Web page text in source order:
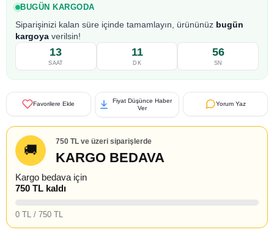
BUGÜN KARGODA
Siparişinizi kalan süre içinde tamamlayın, ürününüz bugün
kargoya verilsin!
13
SAAT
11
DK
55
SN
Favorilere Ekle
Fiyat Düşünce Haber
Ver
Yorum Yaz
🚚
750 TL ve üzeri siparişlerde
KARGO BEDAVA
Kargo bedava için
750 TL kaldı
0 TL / 750 TL